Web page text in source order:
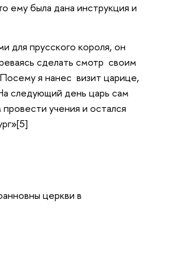
ему была дана инструкция и
для прусского короля, он
сделать смотр своим
я нанес визит царице,
следующий день царь сам
учения и остался
церкви в